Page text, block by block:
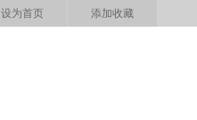
设为首页 添加收藏